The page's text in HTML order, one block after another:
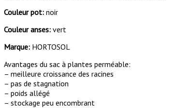
Couleur pot: noir
Couleur anses: vert
Marque: HORTOSOL
Avantages du sac à plantes perméable:
– meilleure croissance des racines
– pas de stagnation
– poids allégé
– stockage peu encombrant